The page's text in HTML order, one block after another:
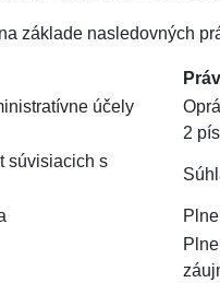
základe nasledovných
účely
2
súvisiacich s